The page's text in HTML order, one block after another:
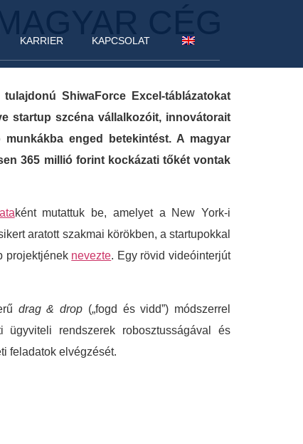
KARRIER KAPCSOLATCÉG
ShiwaForce Excel-táblázatokat
startup szcéna vállalkozóit, innovátorait
enged betekintést. A magyar
365 millió forint kockázati tőkét vontak
ként mutattuk be, amelyet a New York-i
aratott szakmai körökben, a startupokkal
projektjének nevezte. Egy rövid videóinterjút
drag & drop („fogd és vidd”) módszerrel
rendszerek robosztusságával és
feladatok elvégzését.